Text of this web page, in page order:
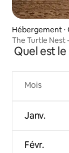
Hébergement
The Turtle Nest
Quel est
Mois
Janv.
Févr.